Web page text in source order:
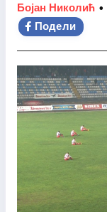
Бојан Николић •
Подели